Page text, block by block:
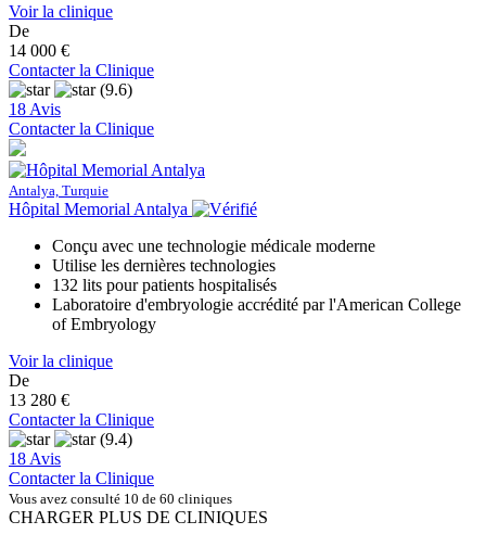
Voir la clinique
De
14 000 €
Contacter la Clinique
(9.6)
18 Avis
Contacter la Clinique
Antalya, Turquie
Hôpital Memorial Antalya
Conçu avec une technologie médicale moderne
Utilise les dernières technologies
132 lits pour patients hospitalisés
Laboratoire d'embryologie accrédité par l'American College
of Embryology
Voir la clinique
De
13 280 €
Contacter la Clinique
(9.4)
18 Avis
Contacter la Clinique
Vous avez consulté 10 de 60 cliniques
CHARGER PLUS DE CLINIQUES